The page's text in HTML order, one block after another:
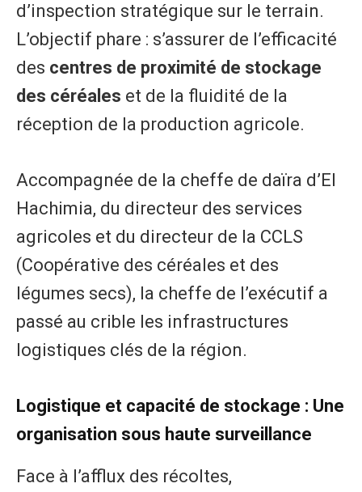
d’inspection stratégique sur le terrain.
L’objectif phare : s’assurer de l’efficacité
des centres de proximité de stockage
des céréales et de la fluidité de la
réception de la production agricole.
​Accompagnée de la cheffe de daïra d’El
Hachimia, du directeur des services
agricoles et du directeur de la CCLS
(Coopérative des céréales et des
légumes secs), la cheffe de l’exécutif a
passé au crible les infrastructures
logistiques clés de la région.
​Logistique et capacité de stockage : Une
organisation sous haute surveillance
​Face à l’afflux des récoltes,